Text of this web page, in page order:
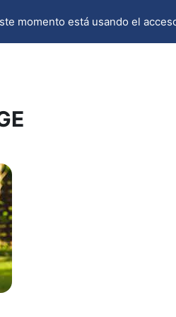
momento está usando el